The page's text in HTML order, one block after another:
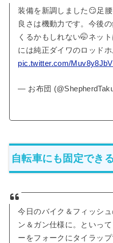
装備を新調しました😏足
良さは機動力です。今後
くるかもしれない🤭ネッ
には純正ダイワのロッド
pic.twitter.com/
— お布団
自転車にも固定でき
今日のバイク＆フィッシ
ン＆ガン仕様に。といっ
ーをフォークにタイラッ